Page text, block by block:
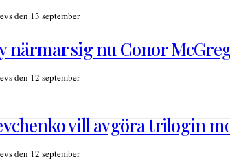
den 13 september
närmar sig nu Conor
den 12 september
vill avgöra trilogin
den 12 september